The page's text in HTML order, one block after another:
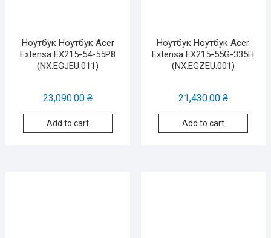
Ноутбук Ноутбук Acer
Extensa EX215-54-55P8
(NX.EGJEU.011)
23,090.00₴
Add to cart
Ноутбук Ноутбук Acer
Extensa EX215-55G-335H
(NX.EGZEU.001)
21,430.00 ₴
Add to cart